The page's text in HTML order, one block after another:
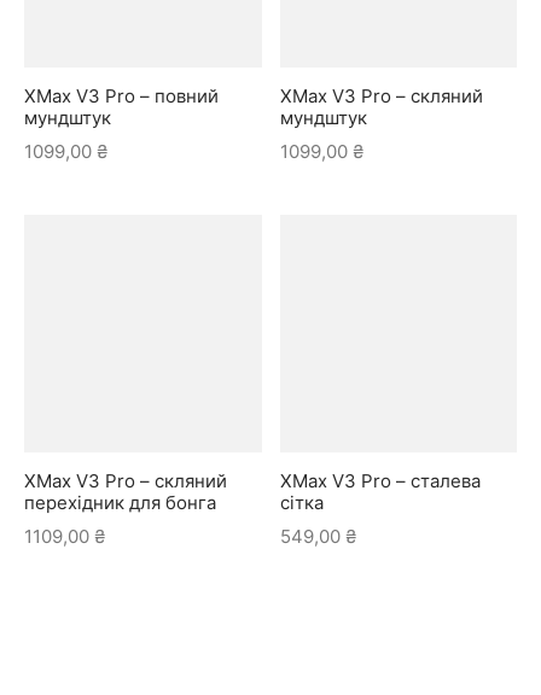
XMax V3 Pro – повний
мундштук
1099,00 ₴
XMax V3 Pro – скляний
мундштук
1099,00 ₴
XMax V3 Pro – скляний
перехідник для бонга
1109,00 ₴
XMax V3 Pro – сталева
сітка
549,00 ₴